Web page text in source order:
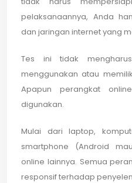
pelaksanaannya, Anda
dan jaringan internet yang
Tes ini tidak
menggunakan atau
Apapun perangkat
digunakan.
Mulai dari laptop,
smartphone (Android
online lainnya. Semua
responsif terhadap